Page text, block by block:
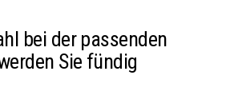
bei der passenden
Sie fündig